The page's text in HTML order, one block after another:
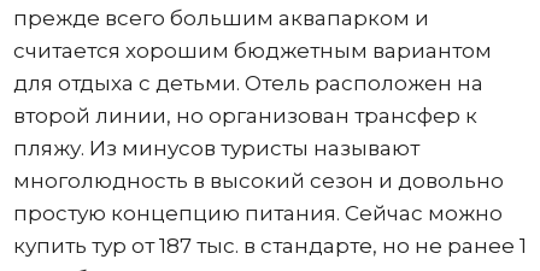
прежде всего большим аквапарком и
считается хорошим бюджетным вариантом
для отдыха с детьми. Отель расположен на
второй линии, но организован трансфер к
пляжу. Из минусов туристы называют
многолюдность в высокий сезон и довольно
простую концепцию питания. Сейчас можно
купить тур от 187 тыс. в стандарте, но не ранее 1